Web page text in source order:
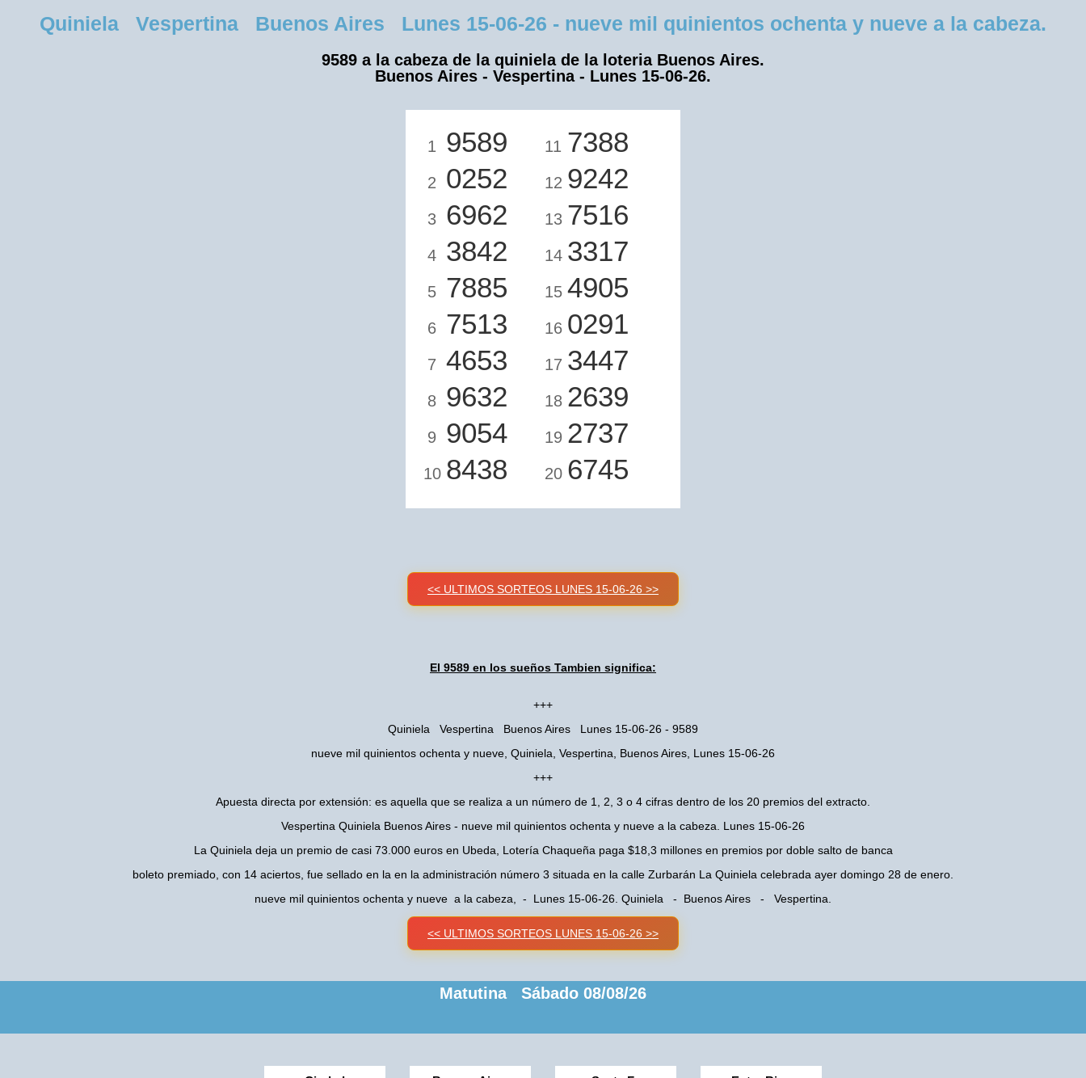
Quiniela Vespertina Buenos Aires Lunes 15-06-26 - nueve mil quinientos ochenta y nueve a la cabeza.
9589 a la cabeza de la quiniela de la loteria Buenos Aires.
Buenos Aires - Vespertina - Lunes 15-06-26.
1 9589
2 0252
3 6962
4 3842
5 7885
6 7513
7 4653
8 9632
9 9054
10 8438
11 7388
12 9242
13 7516
14 3317
15 4905
16 0291
17 3447
18 2639
19 2737
20 6745
<< ULTIMOS SORTEOS LUNES 15-06-26 >>
El 9589 en los sueños Tambien significa:
+++
Quiniela Vespertina Buenos Aires Lunes 15-06-26 - 9589
nueve mil quinientos ochenta y nueve, Quiniela, Vespertina, Buenos Aires, Lunes 15-06-26
+++
Apuesta directa por extensión: es aquella que se realiza a un número de 1, 2, 3 o 4 cifras dentro de los 20 premios del extracto.
Vespertina Quiniela Buenos Aires - nueve mil quinientos ochenta y nueve a la cabeza. Lunes 15-06-26
La Quiniela deja un premio de casi 73.000 euros en Ubeda, Lotería Chaqueña paga $18,3 millones en premios por doble salto de banca
boleto premiado, con 14 aciertos, fue sellado en la en la administración número 3 situada en la calle Zurbarán La Quiniela celebrada ayer domingo 28 de enero.
nueve mil quinientos ochenta y nueve a la cabeza, - Lunes 15-06-26. Quiniela - Buenos Aires - Vespertina.
<< ULTIMOS SORTEOS LUNES 15-06-26 >>
Matutina Sábado 08/08/26